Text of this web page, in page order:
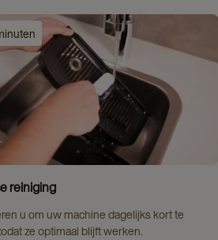
reiniging
u om uw machine dagelijks kort te
ze optimaal blijft werken.